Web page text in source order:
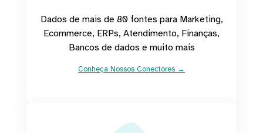
Dados de mais de 80 fontes para Marketing,
Ecommerce, ERPs, Atendimento, Finanças,
Bancos de dados e muito mais
Conheça Nossos Conectores →